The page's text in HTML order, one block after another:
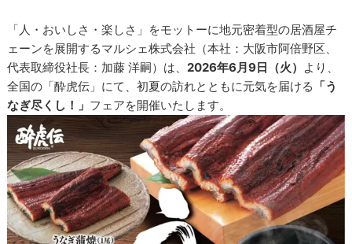
「人・おいしさ・楽しさ」をモットーに地元密着型の居酒屋チ
ェーンを展開するマルシェ株式会社（本社：大阪市阿倍野区、
代表取締役社長：加藤 洋嗣）は、2026年6月9日（火） より、
全国の「酔虎伝」にて、初夏の訪れとともに元気を届ける 「う
なぎ尽くし！」 フェアを開催いたします。